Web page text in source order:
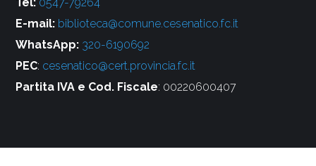
E-mail: biblioteca@comune.cesenatico.fc.it
WhatsApp: 320-6190692
PEC: cesenatico@cert.provincia.fc.it
Partita IVA e Cod. Fiscale: 00220600407